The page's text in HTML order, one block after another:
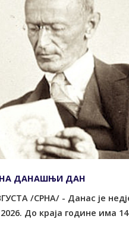
ДАНАШЊИ ДАН
/СРНА/ - Данас је
До краја године има